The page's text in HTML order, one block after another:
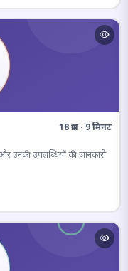
18 प्रश्न · 9 मिनट
उपलब्धियों की जानकारी